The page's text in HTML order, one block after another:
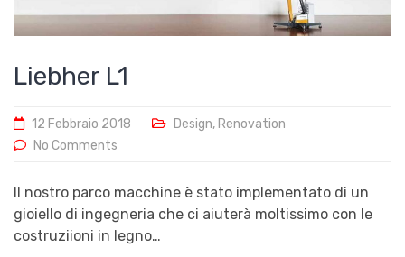
Liebher L1
12 Febbraio 2018 Design, Renovation
No Comments
Il nostro parco macchine è stato implementato di un
gioiello di ingegneria che ci aiuterà moltissimo con le
costruziioni in legno…